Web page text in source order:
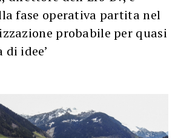
fase operativa partita nel
probabile per quasi
idee’